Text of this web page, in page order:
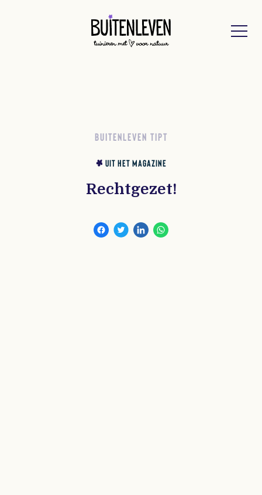
BUITENLEVEN TIPT
UIT HET MAGAZINE
Rechtgezet!